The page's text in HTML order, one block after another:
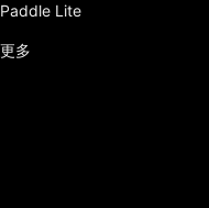
Paddle Lite
更多